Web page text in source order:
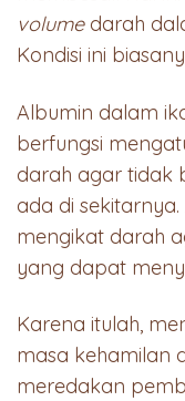
volumedarah
Kondisi ini
Albumin dalam
berfungsi
darah agar tidak
ada di
mengikat darah
yang dapat
Karena itulah,
masa kehamilan
meredakan